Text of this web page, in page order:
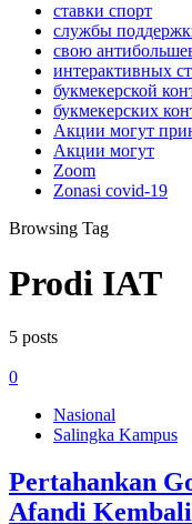
ставки спорт
службы
свою
интерактивных
букмекерской
букмекерских
Акции могут
Акции могут
Zoom
Zonasi covid-19
Browsing Tag
Prodi IAT
5 posts
0
Nasional
Salingka Kampus
Pertahankan
Afandi